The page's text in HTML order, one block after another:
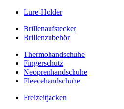
Lure-Holder
Brillenaufstecker
Brillenzubehör
Thermohandschuhe
Fingerschutz
Neoprenhandschuhe
Fleecehandschuhe
Freizeitjacken